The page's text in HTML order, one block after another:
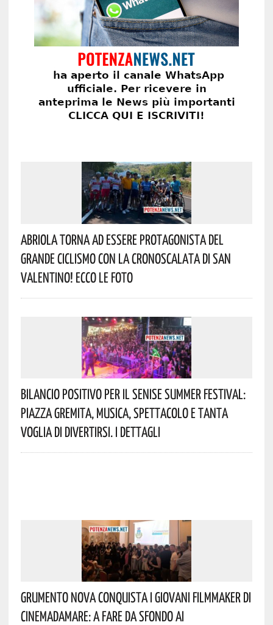
Abriola Torna Ad Essere Protagonista Del
Grande Ciclismo Con La Cronoscalata Di San
Valentino! Ecco Le Foto
Bilancio Positivo Per Il Senise Summer Festival:
Piazza Gremita, Musica, Spettacolo E Tanta
Voglia Di Divertirsi. I Dettagli
Grumento Nova Conquista I Giovani Filmmaker Di
Cinemadamare: A Fare Da Sfondo Ai